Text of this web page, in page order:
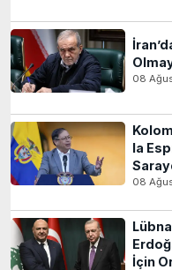
08
la
08
İçin